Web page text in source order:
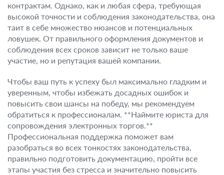
контрактам. Однако, как и любая сфера, требующая
высокой точности и соблюдения законодательства, она
таит в себе множество нюансов и потенциальных
ловушек. От правильного оформления документов и
соблюдения всех сроков зависит не только ваше
участие, но и репутация вашей компании.
Чтобы ваш путь к успеху был максимально гладким и
уверенным, чтобы избежать досадных ошибок и
повысить свои шансы на победу, мы рекомендуем
обратиться к профессионалам. **Наймите юриста для
сопровождения электронных торгов.**
Профессиональная поддержка поможет вам
разобраться во всех тонкостях законодательства,
правильно подготовить документацию, пройти все
этапы участия без стресса и значительно повысить